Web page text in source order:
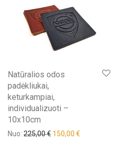
Natūralios odos
padėkliukai,
keturkampiai,
individualizuoti –
10x10cm
Nuo: 225,00€ 150,00 €